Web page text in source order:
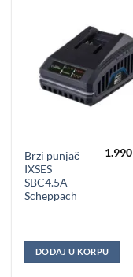
Brzi punjač
IXSES
SBC4.5A
Scheppach
1.990
DODAJ U KORPU